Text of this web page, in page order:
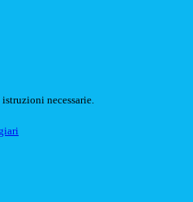
necessarie.